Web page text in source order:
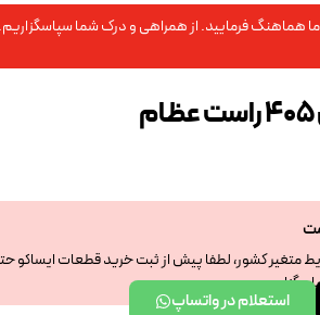
هماهنگ فرمایید. از همراهی و درک شما سپاسگزاریم.
متغیر کشور، لطفا پیش از ثبت خرید قطعات ایساکو
استعلام در واتساپ